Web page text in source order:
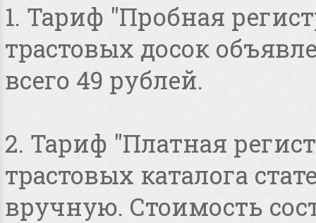
1. Тариф "Пробная
трастовых досок
всего 49 рублей.
2. Тариф "Платная
трастовых каталога
вручную. Стоимость